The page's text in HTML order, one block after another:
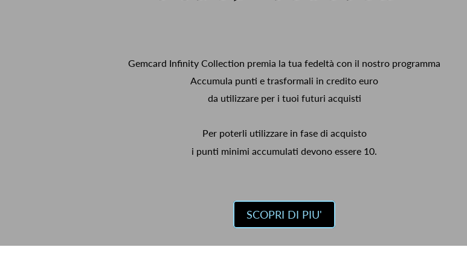
Gemcard Infinity Collection premia la tua fedeltà con il nostro programma
Accumula punti e trasformali in credito euro
da utilizzare per i tuoi futuri acquisti
Per poterli utilizzare in fase di acquisto
i punti minimi accumulati devono essere 10.
SCOPRI DI PIU'